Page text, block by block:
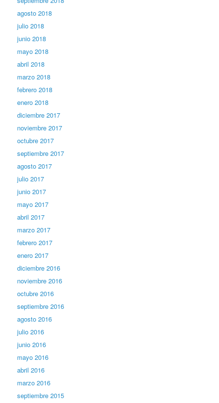
agosto 2018
julio 2018
junio 2018
mayo 2018
abril 2018
marzo 2018
febrero 2018
enero 2018
diciembre 2017
noviembre 2017
octubre 2017
septiembre 2017
agosto 2017
julio 2017
junio 2017
mayo 2017
abril 2017
marzo 2017
febrero 2017
enero 2017
diciembre 2016
noviembre 2016
octubre 2016
septiembre 2016
agosto 2016
julio 2016
junio 2016
mayo 2016
abril 2016
marzo 2016
septiembre 2015